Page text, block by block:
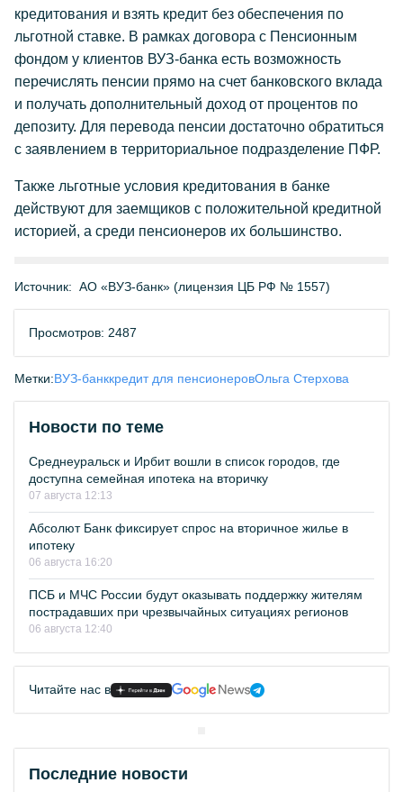
кредитования и взять кредит без обеспечения по
льготной ставке. В рамках договора с Пенсионным
фондом у клиентов ВУЗ-банка есть возможность
перечислять пенсии прямо на счет банковского вклада
и получать дополнительный доход от процентов по
депозиту. Для перевода пенсии достаточно обратиться
с заявлением в территориальное подразделение ПФР.
Также льготные условия кредитования в банке
действуют для заемщиков с положительной кредитной
историей, а среди пенсионеров их большинство.
Источник: АО «ВУЗ-банк» (лицензия ЦБ РФ № 1557)
Просмотров: 2487
Метки:ВУЗ-банккредит для пенсионеровОльга Стерхова
Новости по теме
Среднеуральск и Ирбит вошли в список городов, где
доступна семейная ипотека на вторичку
07 августа 12:13
Абсолют Банк фиксирует спрос на вторичное жилье в
ипотеку
06 августа 16:20
ПСБ и МЧС России будут оказывать поддержку жителям
пострадавших при чрезвычайных ситуациях регионов
06 августа 12:40
Читайте нас в
Последние новости